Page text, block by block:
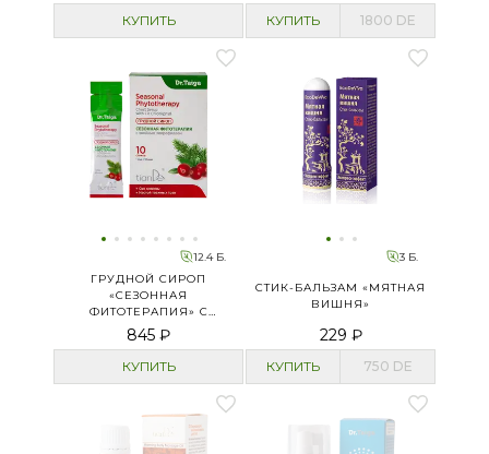
КУПИТЬ КУПИТЬ 1800 DE
12.4 Б.
ГРУДНОЙ СИРОП
«СЕЗОННАЯ
ФИТОТЕРАПИЯ» С
ХВОЙНЫМ
ХЛОРОФИЛЛОМ
845 ₽
КУПИТЬ
3 Б.
СТИК-БАЛЬЗАМ «МЯТНАЯ
ВИШНЯ»
229 ₽
КУПИТЬ 750 DE